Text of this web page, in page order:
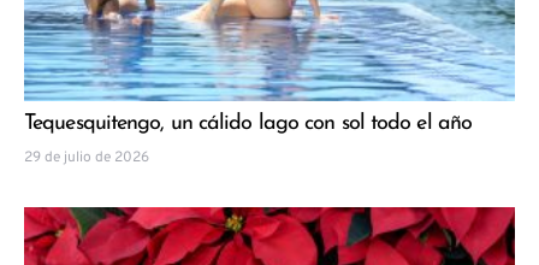
Tequesquitengo, un cálido lago con sol todo el año
29 de julio de 2026